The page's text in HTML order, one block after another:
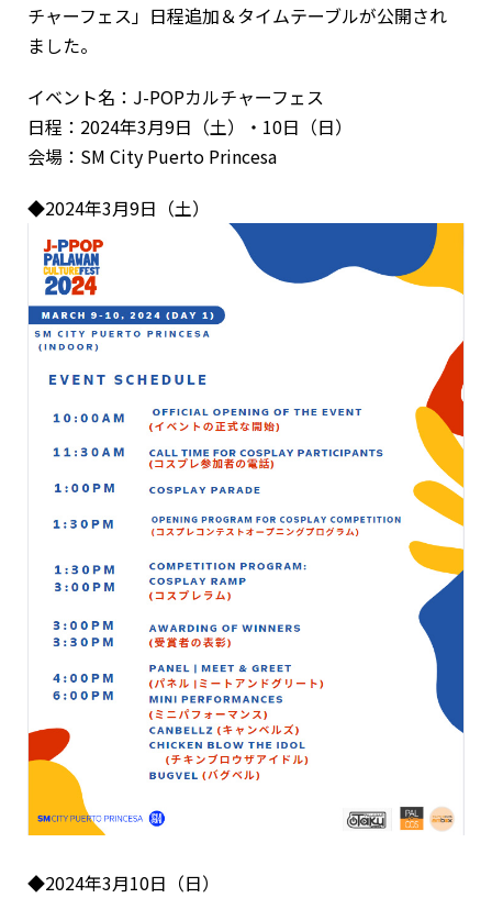
チャーフェス」日程追加＆タイムテーブルが公開され
ました。
イベント名：J-POPカルチャーフェス
日程：2024年3月9日（土）・10日（日）
会場：SM City Puerto Princesa
◆2024年3月9日（土）
◆2024年3月10日（日）